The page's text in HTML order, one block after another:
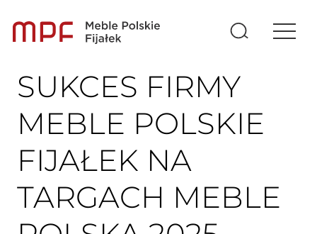
SUKCES FIRMY
MEBLE POLSKIE
FIJAŁEK NA
TARGACH MEBLE